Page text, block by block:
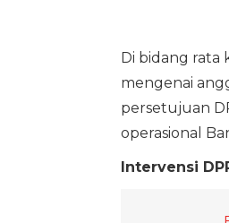
Di bidang rata
mengenai
persetujuan
operasional
Intervensi